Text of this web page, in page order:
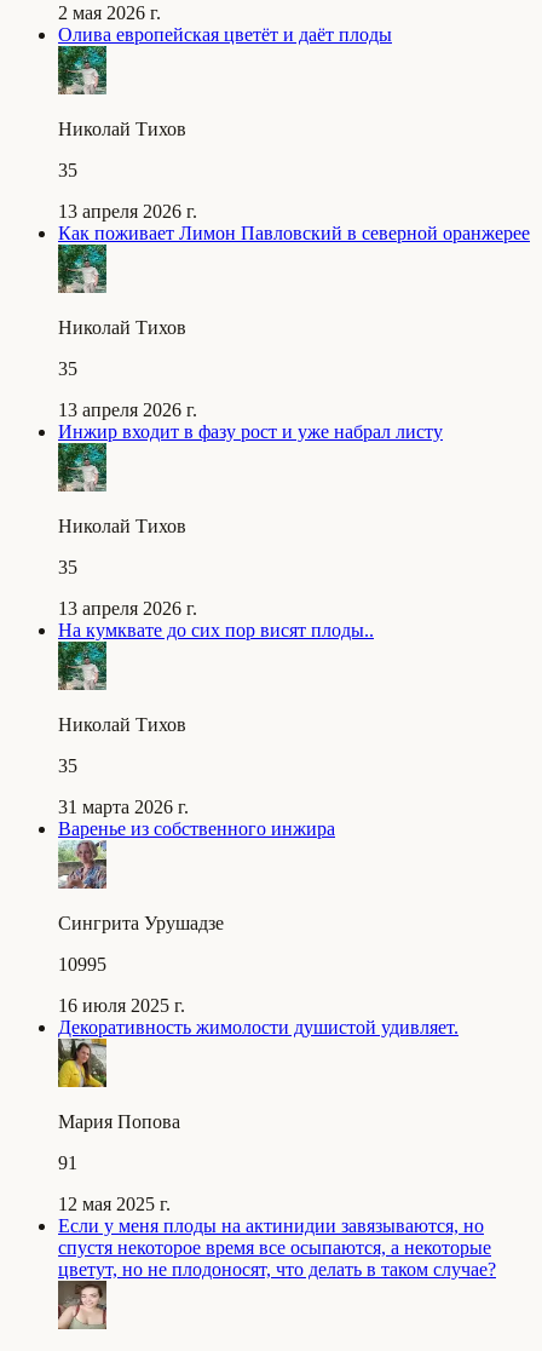
2 мая 2026 г.
Олива европейская цветёт и даёт плоды
Николай Тихов
35
13 апреля 2026 г.
Как поживает Лимон Павловский в северной оранжерее
Николай Тихов
35
13 апреля 2026 г.
Инжир входит в фазу рост и уже набрал листу
Николай Тихов
35
13 апреля 2026 г.
На кумквате до сих пор висят плоды..
Николай Тихов
35
31 марта 2026 г.
Варенье из собственного инжира
Сингрита Урушадзе
10995
16 июля 2025 г.
Декоративность жимолости душистой удивляет.
Мария Попова
91
12 мая 2025 г.
Если у меня плоды на актинидии завязываются, но
спустя некоторое время все осыпаются, а некоторые
цветут, но не плодоносят, что делать в таком случае?